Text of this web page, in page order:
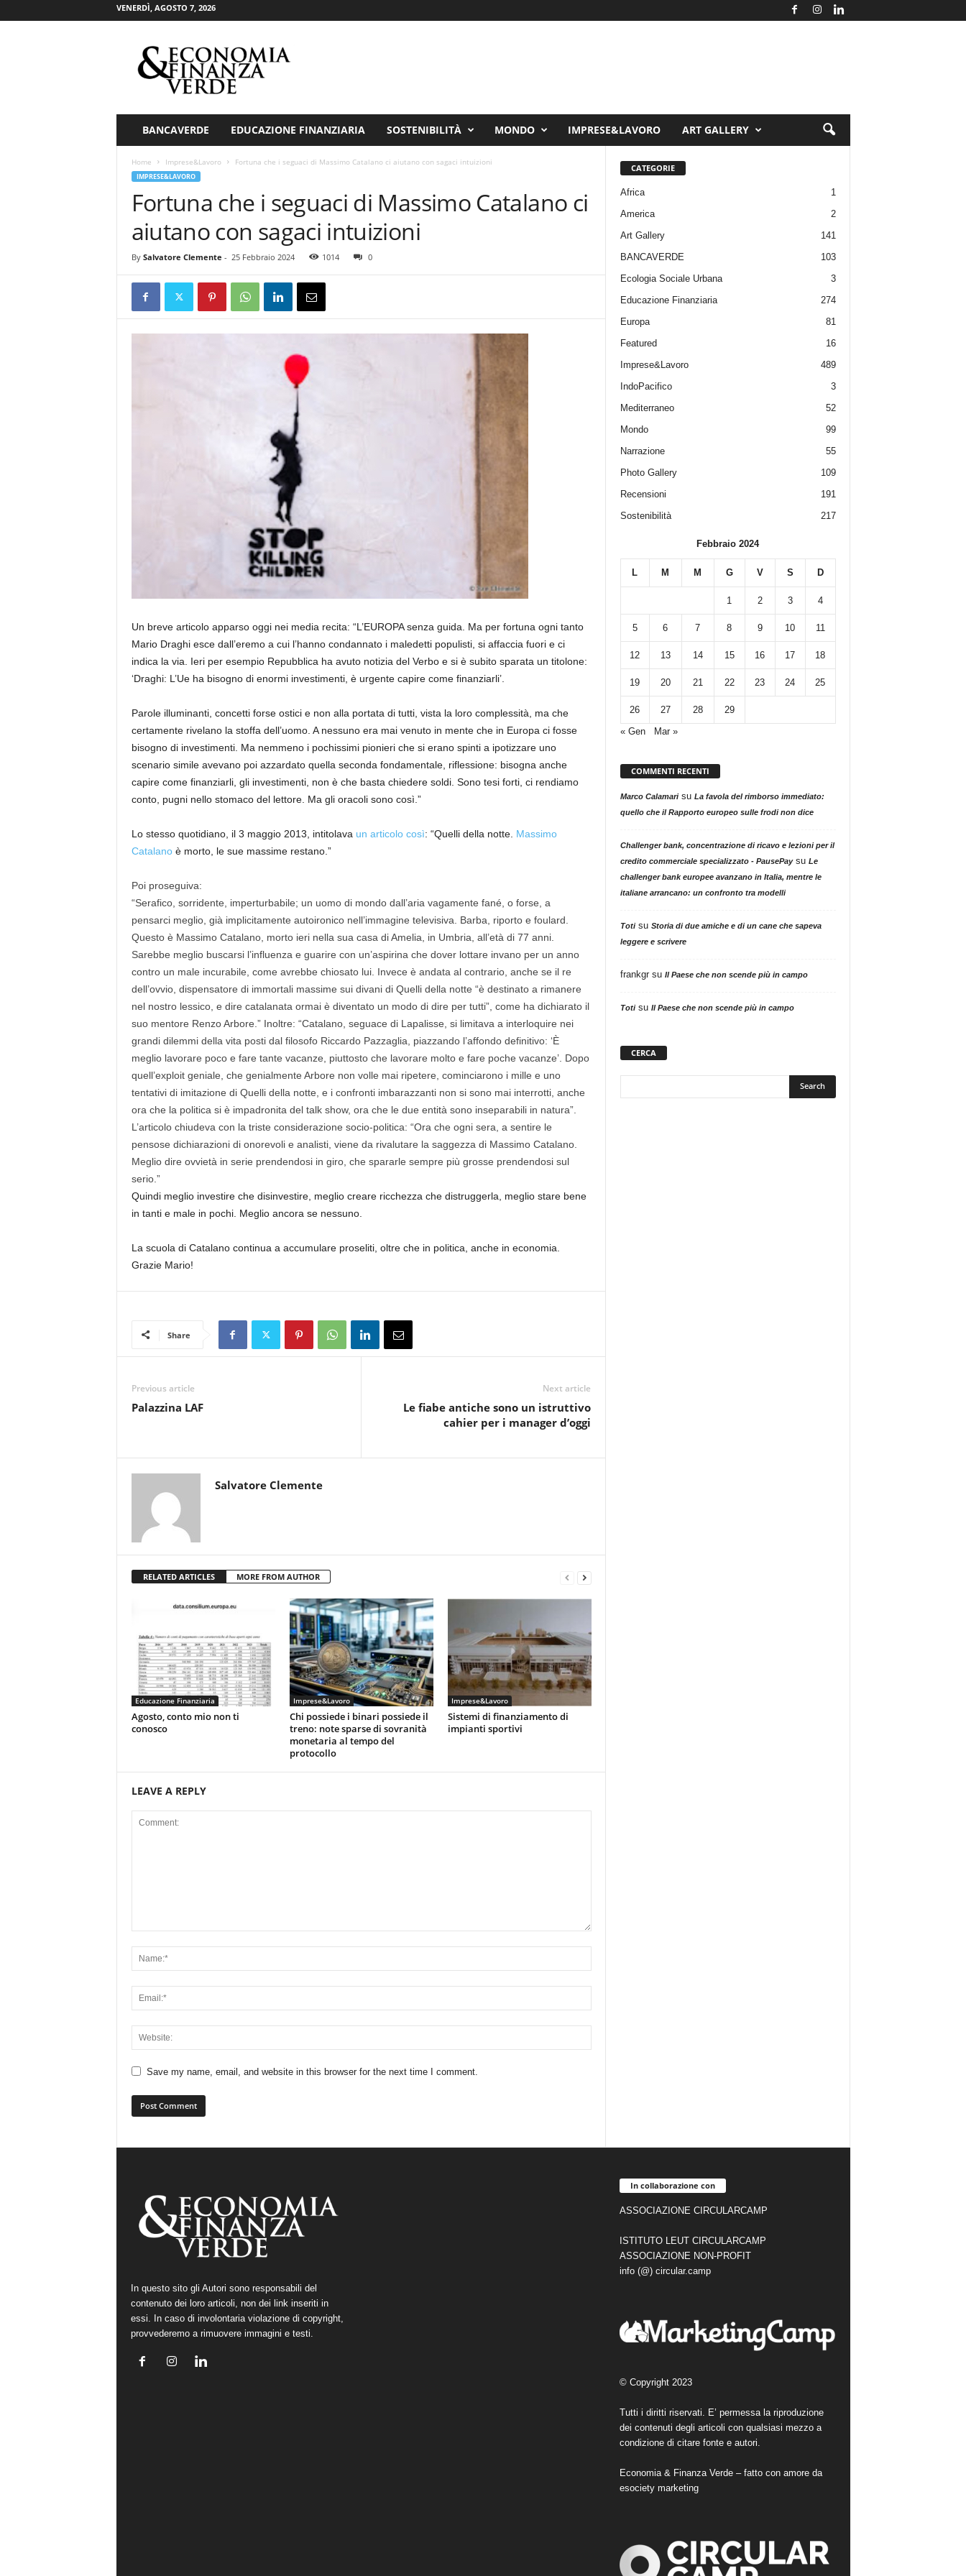
VENERDÌ, AGOSTO 7, 2026
V
d
BANCAVERDE EDUCAZIONE FINANZIARIA SOSTENIBILITÀ MONDO IMPRESE&LAVORO ART GALLERY
Home Imprese&Lavoro Fortuna che i seguaci di Massimo Catalano ci aiutano con sagaci intuizioni
IMPRESE&LAVORO
Fortuna che i seguaci di Massimo Catalano ci
aiutano con sagaci intuizioni
By Salvatore Clemente - 25 Febbraio 2024 1014 0
Un breve articolo apparso oggi nei media recita: “L’EUROPA senza guida. Ma per fortuna ogni tanto
Mario Draghi esce dall’eremo a cui l’hanno condannato i maledetti populisti, si affaccia fuori e ci
indica la via. Ieri per esempio Repubblica ha avuto notizia del Verbo e si è subito sparata un titolone:
‘Draghi: L’Ue ha bisogno di enormi investimenti, è urgente capire come finanziarli’.
Parole illuminanti, concetti forse ostici e non alla portata di tutti, vista la loro complessità, ma che
certamente rivelano la stoffa dell’uomo. A nessuno era mai venuto in mente che in Europa ci fosse
bisogno di investimenti. Ma nemmeno i pochissimi pionieri che si erano spinti a ipotizzare uno
scenario simile avevano poi azzardato quella seconda fondamentale, riflessione: bisogna anche
capire come finanziarli, gli investimenti, non è che basta chiedere soldi. Sono tesi forti, ci rendiamo
conto, pugni nello stomaco del lettore. Ma gli oracoli sono così.”
Lo stesso quotidiano, il 3 maggio 2013, intitolava un articolo così: “Quelli della notte. Massimo
Catalanoè morto, le sue massime restano.”
Poi proseguiva:
“Serafico, sorridente, imperturbabile; un uomo di mondo dall’aria vagamente fané, o forse, a
pensarci meglio, già implicitamente autoironico nell’immagine televisiva. Barba, riporto e foulard.
Questo è Massimo Catalano, morto ieri nella sua casa di Amelia, in Umbria, all’età di 77 anni.
Sarebbe meglio buscarsi l’influenza e guarire con un’aspirina che dover lottare invano per un anno
contro un male incurabile, come avrebbe chiosato lui. Invece è andata al contrario, anche se il re
dell’ovvio, dispensatore di immortali massime sui divani di Quelli della notte “è destinato a rimanere
nel nostro lessico, e dire catalanata ormai è diventato un modo di dire per tutti”, come ha dichiarato il
suo mentore Renzo Arbore.” Inoltre: “Catalano, seguace di Lapalisse, si limitava a interloquire nei
grandi dilemmi della vita posti dal filosofo Riccardo Pazzaglia, piazzando l’affondo definitivo: ‘È
meglio lavorare poco e fare tante vacanze, piuttosto che lavorare molto e fare poche vacanze’. Dopo
quell’exploit geniale, che genialmente Arbore non volle mai ripetere, cominciarono i mille e uno
tentativi di imitazione di Quelli della notte, e i confronti imbarazzanti non si sono mai interrotti, anche
ora che la politica si è impadronita del talk show, ora che le due entità sono inseparabili in natura”.
L’articolo chiudeva con la triste considerazione socio-politica: “Ora che ogni sera, a sentire le
pensose dichiarazioni di onorevoli e analisti, viene da rivalutare la saggezza di Massimo Catalano.
Meglio dire ovvietà in serie prendendosi in giro, che spararle sempre più grosse prendendosi sul
serio.”
Quindi meglio investire che disinvestire, meglio creare ricchezza che distruggerla, meglio stare bene
in tanti e male in pochi. Meglio ancora se nessuno.
La scuola di Catalano continua a accumulare proseliti, oltre che in politica, anche in economia.
Grazie Mario!
Share
Previous article
Palazzina LAF
Next article
Le fiabe antiche sono un istruttivo
cahier per i manager d’oggi
Salvatore Clemente
RELATED ARTICLES MORE FROM AUTHOR
Educazione Finanziaria
Agosto, conto mio non ti
conosco
Imprese&Lavoro
Chi possiede i binari possiede il
treno: note sparse di sovranità
monetaria al tempo del
protocollo
Imprese&Lavoro
Sistemi di finanziamento di
impianti sportivi
LEAVE A REPLY
Save my name, email, and website in this browser for the next time I comment.
CATEGORIE
Africa
1
America
2
Art Gallery
141
BANCAVERDE
103
Ecologia Sociale Urbana
3
Educazione Finanziaria
274
Europa
81
Featured
16
Imprese&Lavoro
489
IndoPacifico
3
Mediterraneo
52
Mondo
99
Narrazione
55
Photo Gallery
109
Recensioni
191
Sostenibilità
217
Febbraio 2024
L M M G V S D
1 2 3 4
5 6 7 8 9 10 11
12 13 14 15 16 17 18
19 20 21 22 23 24 25
26 27 28
29
« Gen
Mar »
COMMENTI RECENTI
Marco Calamarisu La favola del rimborso immediato:
quello che il Rapporto europeo sulle frodi non dice
Challenger bank, concentrazione di ricavo e lezioni per il
credito commerciale specializzato - PausePaysu Le
challenger bank europee avanzano in Italia, mentre le
italiane arrancano: un confronto tra modelli
Totisu Storia di due amiche e di un cane che sapeva
leggere e scrivere
frankgrsu Il Paese che non scende più in campo
Totisu Il Paese che non scende più in campo
CERCA
In questo sito gli Autori sono responsabili del
contenuto dei loro articoli, non dei link inseriti in
essi. In caso di involontaria violazione di copyright,
provvederemo a rimuovere immagini e testi.
In collaborazione con
ASSOCIAZIONE CIRCULARCAMP
ISTITUTO LEUT CIRCULARCAMP
ASSOCIAZIONE NON-PROFIT
info (@) circular.camp
© Copyright 2023
Tutti i diritti riservati. E’ permessa la riproduzione
dei contenuti degli articoli con qualsiasi mezzo a
condizione di citare fonte e autori.
Economia & Finanza Verde – fatto con amore da
esociety marketing